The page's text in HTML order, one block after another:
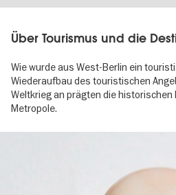
Über Tourismus und die
Wie wurde aus West-Berlin ein
Wiederaufbau des touristischen
Weltkrieg an prägten die historischen
Metropole.